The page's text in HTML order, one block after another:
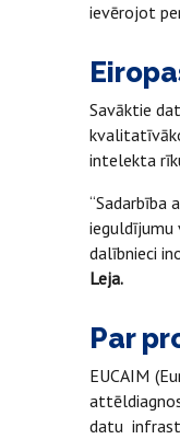
ievērojot
Savāktie
intelekta
“Sadarbība
ieguldījumu
dalībnieci
Leja.
Par
EUCAIM
datu